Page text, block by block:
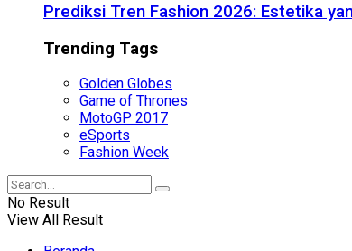
Prediksi Tren Fashion 2026: Estetika
Trending Tags
Golden Globes
Game of Thrones
MotoGP 2017
eSports
Fashion Week
No Result
View All Result